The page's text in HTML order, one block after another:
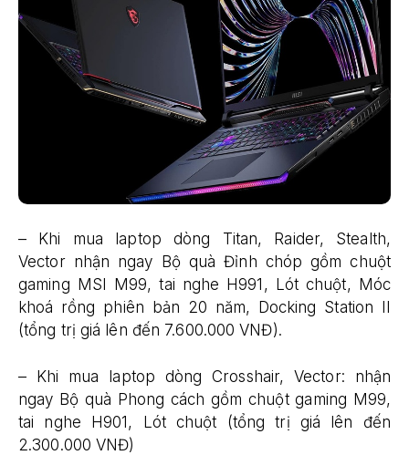
– Khi mua laptop dòng Titan, Raider, Stealth,
Vector nhận ngay Bộ quà Đỉnh chóp gồm chuột
gaming MSI M99, tai nghe H991, Lót chuột, Móc
khoá rồng phiên bản 20 năm, Docking Station II
(tổng trị giá lên đến 7.600.000 VNĐ).
– Khi mua laptop dòng Crosshair, Vector: nhận
ngay Bộ quà Phong cách gồm chuột gaming M99,
tai nghe H901, Lót chuột (tổng trị giá lên đến
2.300.000 VNĐ)